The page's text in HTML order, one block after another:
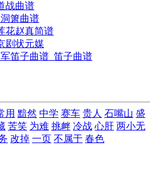
战曲谱
箫曲谱
花赵真简谱
剧状元媒
笛子曲谱_笛子曲谱
用 黯然 中学 赛车 贵人 石嘴山 盛
苦笑 为难 挑衅 冷战 心肝 两小无
改掉 一页 不属于 春色